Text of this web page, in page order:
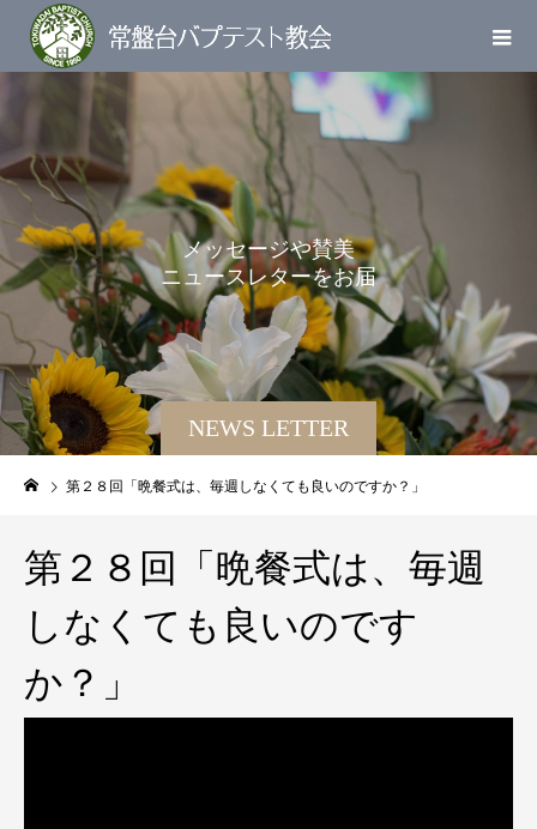
NEWS LETTER
メッセージや賛美
ニュースレターをお届けしま
第２８回「晩餐式は、毎週しなくても良いのですか？」
第２８回「晩餐式は、毎週
しなくても良いのです
か？」